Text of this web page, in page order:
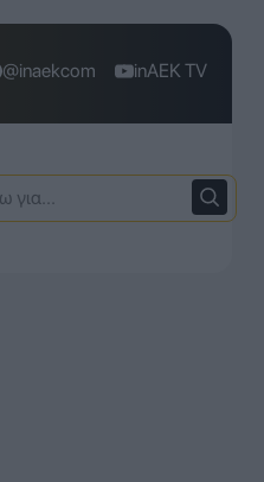
@inaekcom inAEK TV